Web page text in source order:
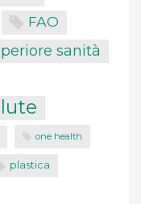
FAO
sanità
one health
plastica